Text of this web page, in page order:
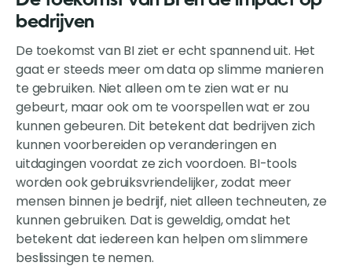
bedrijven
De toekomst van BI ziet er echt spannend uit. Het
gaat er steeds meer om data op slimme manieren
te gebruiken. Niet alleen om te zien wat er nu
gebeurt, maar ook om te voorspellen wat er zou
kunnen gebeuren. Dit betekent dat bedrijven zich
kunnen voorbereiden op veranderingen en
uitdagingen voordat ze zich voordoen. BI-tools
worden ook gebruiksvriendelijker, zodat meer
mensen binnen je bedrijf, niet alleen techneuten, ze
kunnen gebruiken. Dat is geweldig, omdat het
betekent dat iedereen kan helpen om slimmere
beslissingen te nemen.